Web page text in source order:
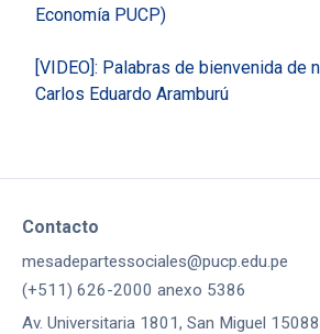
Economía PUCP)
[VIDEO]: Palabras de bienvenida de
Carlos Eduardo Aramburú
Contacto
mesadepartessociales@pucp.edu.pe
(+511) 626-2000 anexo 5386
Av. Universitaria 1801, San Miguel